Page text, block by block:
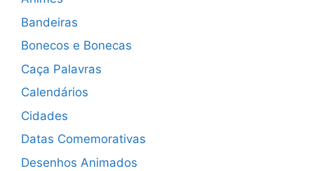
Bandeiras
Bonecos e Bonecas
Caça Palavras
Calendários
Cidades
Datas Comemorativas
Desenhos Animados